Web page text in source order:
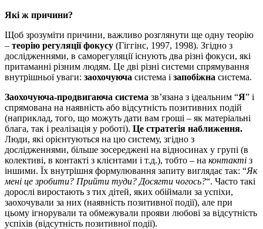
Які ж причини?
Щоб зрозуміти причини, важливо розглянути ще одну теорію
– теорію регуляції фокусу (Гіггінс, 1997, 1998). Згідно з
дослідженнями, в саморегуляції існують два різні фокуси, які
притаманні різним людям. Це дві різні системи спрямування
внутрішньої уваги: заохочуюча система і запобіжна система.
Заохочуюча-продвигаюча система зв’язана з ідеальним “Я” і
спрямована на наявність або відсутність позитивних подій
(наприклад, того, що можуть дати вам гроші – як матеріальні
блага, так і реалізація у роботі). Це стратегія наближення.
Люди, які орієнтуються на цю систему, згідно з
дослідженнями, більше зосереджені на відносинах у групі (в
колективі, в контакті з клієнтами і т.д.), тобто – на контакті з
іншими. Їх внутрішня формулювання запиту виглядає так: “Як
мені це зробити? Прийти туди? Досягти чогось?“. Часто такі
дорослі виростають з тих дітей, яких обіймали за успіхи,
заохочували за них (наявність позитивної події), але при
цьому ігнорували та обмежували прояви любові за відсутність
успіхів (відсутність позитивної події).